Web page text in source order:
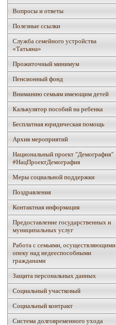
Вопросы и ответы
Полезные ссылки
Служба семейного устройства
«Татьяна»
Прожиточный минимум
Пенсионный фонд
Вниманию семьям имеющим детей
Калькулятор пособий на ребенка
Бесплатная юридическая помощь
Архив мероприятий
Национальный проект "Демография"
#НацПроектДемография
Mеры социальной поддержки
Поздравления
Контактная информация
Предоставление государственных и
муниципальных услуг
Работа с семьями, осуществляющими
опеку над недееспособными
гражданами
Защита персональных данных
Социальный участковый
Социальный контракт
Система долговременного ухода